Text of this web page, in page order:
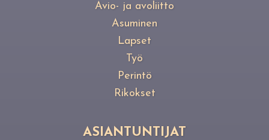
Avio- ja avoliitto
Asuminen
Lapset
Työ
Perintö
Rikokset
ASIANTUNTIJAT